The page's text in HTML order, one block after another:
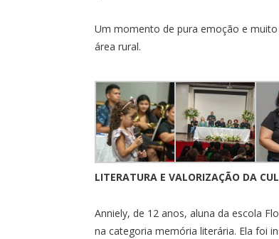
Um momento de pura emoção e
área rural.
LITERATURA E VALORIZAÇÃO DA
Anniely, de 12 anos, aluna da escola
na categoria memória literária. Ela foi